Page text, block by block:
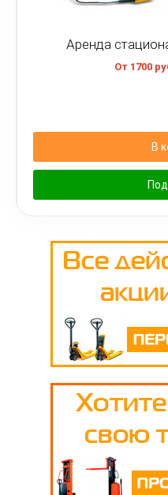
Аренда
От 1700
В